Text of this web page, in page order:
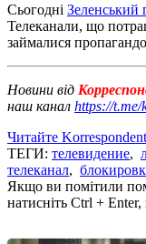
Сьогодні Зеленський
Телеканали, що
займалися
Новини від
наш канал https://t.me/
Читайте
ТЕГИ: телевидение,
телеканал,
Якщо ви помітили
натисніть Ctrl +